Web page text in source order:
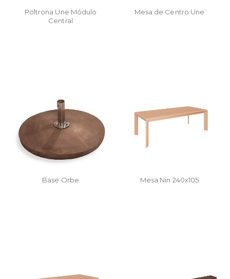
Poltrona Une Módulo
Central
Mesa de Centro Une
Base Orbe Mesa Nin 240x105